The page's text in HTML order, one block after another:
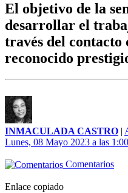
El objetivo de la
desarrollar el
través del contacto
reconocido
INMACULADA CASTRO |
Lunes, 08 Mayo 2023 a las
Comentarios
Enlace copiado